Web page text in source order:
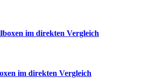
im direkten Vergleich
im direkten Vergleich